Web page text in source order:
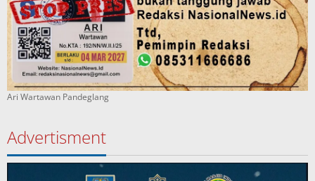
Ari Wartawan Pandeglang
Advertisment